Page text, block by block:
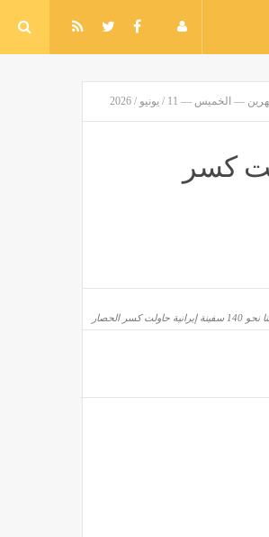
— الخميس — 11 / يونيو / 2026
حاولت كسر
كسر الحصار